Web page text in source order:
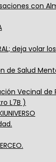
con
deja volar
de Salud
Vecinal de
L7B )